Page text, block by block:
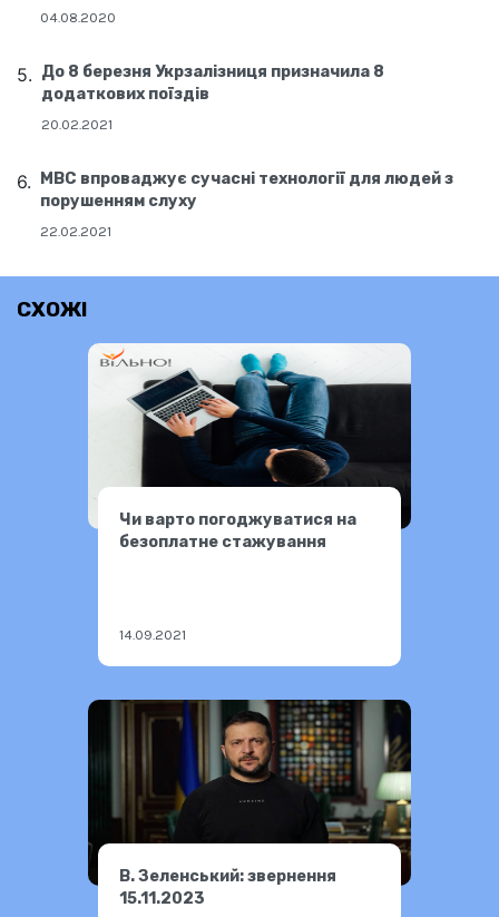
04.08.2020
До 8 березня Укрзалізниця призначила 8
додаткових поїздів
20.02.2021
МВС впроваджує сучасні технології для людей з
порушенням слуху
22.02.2021
СХОЖІ
Чи варто погоджуватися на
безоплатне стажування
14.09.2021
В. Зеленський: звернення
15.11.2023